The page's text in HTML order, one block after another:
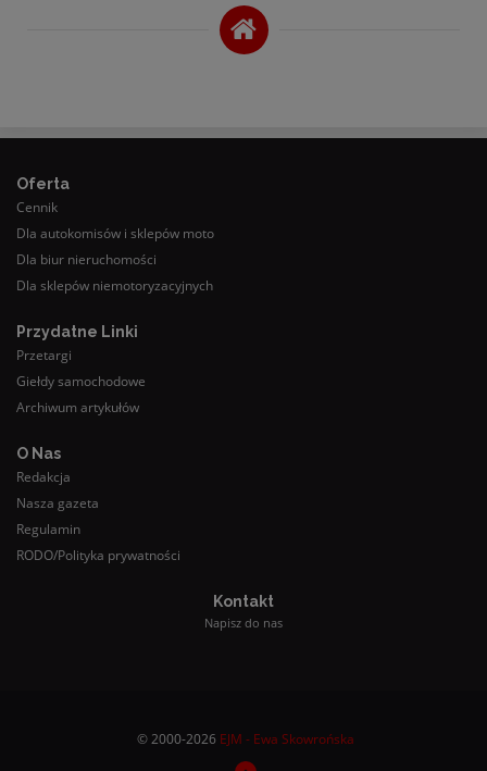
Oferta
Cennik
Dla autokomisów i sklepów moto
Dla biur nieruchomości
Dla sklepów niemotoryzacyjnych
Przydatne Linki
Przetargi
Giełdy samochodowe
Archiwum artykułów
O Nas
Redakcja
Nasza gazeta
Regulamin
RODO/Polityka prywatności
Kontakt
Napisz do nas
© 2000-2026 EJM - Ewa Skowrońska